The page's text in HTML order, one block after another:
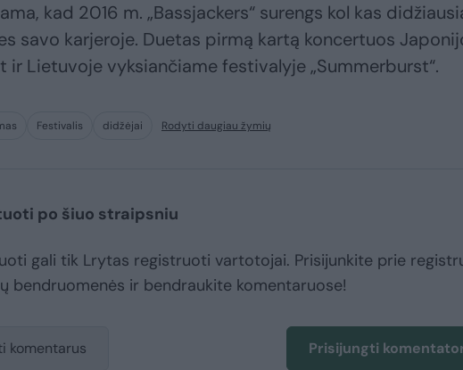
kad 2016 m. „Bassjackers“ surengs kol kas
savo karjeroje. Duetas pirmą kartą koncertuos
ir Lietuvoje vyksiančiame festivalyje „Summerburst“.
Festivalis didžėjai Rodyti daugiau žymių
po šiuo straipsniu
gali tik Lrytas registruoti vartotojai. Prisijunkite prie
bendruomenės ir bendraukite komentaruose!
komentarus Prisijungti